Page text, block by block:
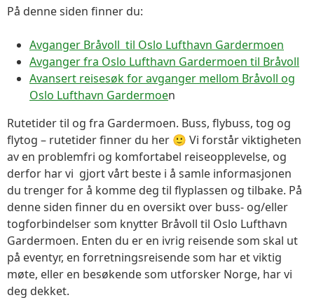
På denne siden finner du:
Avganger Bråvoll til Oslo Lufthavn Gardermoen
Avganger fra Oslo Lufthavn Gardermoen til Bråvoll
Avansert reisesøk for avganger mellom Bråvoll og
Oslo Lufthavn Gardermoen
Rutetider til og fra Gardermoen. Buss, flybuss, tog og
flytog – rutetider finner du her 🙂 Vi forstår viktigheten
av en problemfri og komfortabel reiseopplevelse, og
derfor har vi gjort vårt beste i å samle informasjonen
du trenger for å komme deg til flyplassen og tilbake. På
denne siden finner du en oversikt over buss- og/eller
togforbindelser som knytter Bråvoll til Oslo Lufthavn
Gardermoen. Enten du er en ivrig reisende som skal ut
på eventyr, en forretningsreisende som har et viktig
møte, eller en besøkende som utforsker Norge, har vi
deg dekket.